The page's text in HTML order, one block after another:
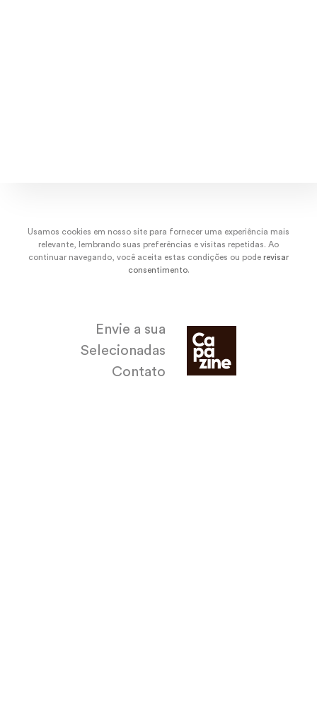
Usamos cookies em nosso site para fornecer uma experiência mais
relevante, lembrando suas preferências e visitas repetidas. Ao
continuar navegando, você aceita estas condições ou pode revisar
consentimento.
Envie a sua
Selecionadas
Contato